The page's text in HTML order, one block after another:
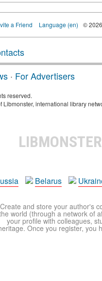
a Friend Language (en) © 2026
· For Advertisers
reserved.
Libmonster, international library
Belarus
Create and store your author's
world (through a network of
your profile with colleagues,
Once you register, you